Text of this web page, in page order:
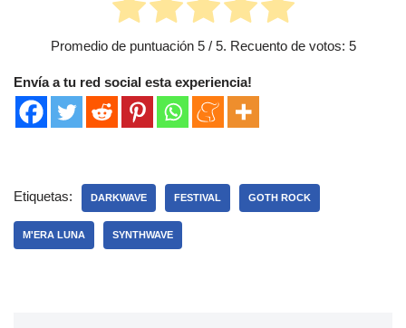
Promedio de puntuación 5/ 5. Recuento de votos: 5
Envía a tu red social esta experiencia!
Etiquetas: DARKWAVE FESTIVAL GOTH ROCK
M'ERA LUNA SYNTHWAVE